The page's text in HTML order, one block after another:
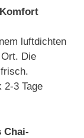
luftdichten
Die
2-3 Tage
Chai-